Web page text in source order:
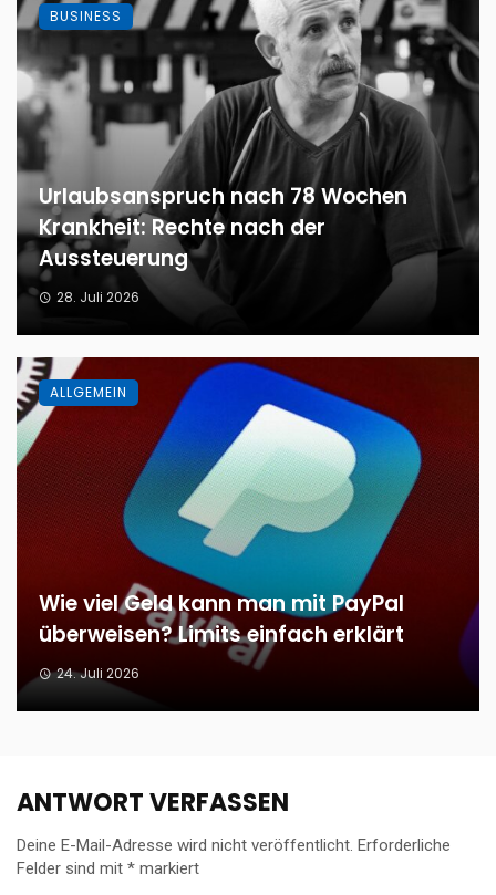
Urlaubsanspruch nach 78 Wochen
Krankheit: Rechte nach der
Aussteuerung
28. Juli 2026
BUSINESS
Wie viel Geld kann man mit PayPal
überweisen? Limits einfach erklärt
24. Juli 2026
ALLGEMEIN
ANTWORT VERFASSEN
Deine E-Mail-Adresse wird nicht veröffentlicht. Erforderliche
Felder sind mit * markiert